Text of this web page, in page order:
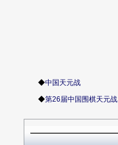
◆中国天元战
◆第26届中国围棋天元战